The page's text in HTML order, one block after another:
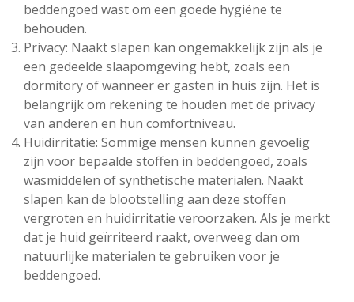
beddengoed wast om een goede hygiëne te
behouden.
Privacy: Naakt slapen kan ongemakkelijk zijn als je
een gedeelde slaapomgeving hebt, zoals een
dormitory of wanneer er gasten in huis zijn. Het is
belangrijk om rekening te houden met de privacy
van anderen en hun comfortniveau.
Huidirritatie: Sommige mensen kunnen gevoelig
zijn voor bepaalde stoffen in beddengoed, zoals
wasmiddelen of synthetische materialen. Naakt
slapen kan de blootstelling aan deze stoffen
vergroten en huidirritatie veroorzaken. Als je merkt
dat je huid geïrriteerd raakt, overweeg dan om
natuurlijke materialen te gebruiken voor je
beddengoed.